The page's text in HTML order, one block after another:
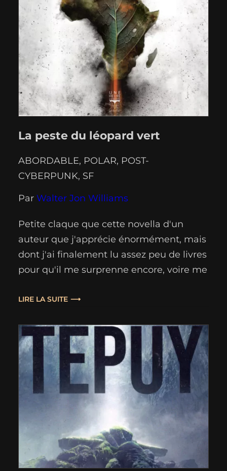
La peste du léopard vert
ABORDABLE, POLAR, POST-
CYBERPUNK, SF
Par Walter Jon Williams
Petite claque que cette novella d'un
auteur que j'apprécie énormément, mais
dont j'ai finalement lu assez peu de livres
pour qu'il me surprenne encore, voire me
contemporain, mêlé à une enquête
d'ici, je dois confesser que ce texte m'a
charmé et intéressé tout…
LIRE LA SUITE